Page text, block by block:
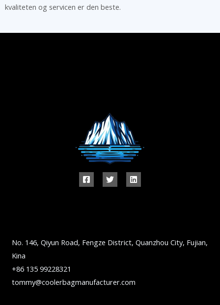
kvaliteten og servicen er den beste.
No. 146, Qiyun Road, Fengze District, Quanzhou City, Fujian,
Kina
+86 135 99228321
tommy@coolerbagmanufacturer.com